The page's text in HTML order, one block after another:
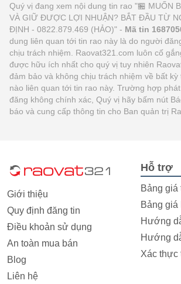
Quý vị đang xem nội dung tin rao "🏪 MUỐN
VÀ GIỮ ĐƯỢC LỢI NHUẬN? BẮT ĐẦU TỪ
ĐỊNH - 0822.879.469 (HẢO)" - Mã tin
dung liên quan tới tin rao này là do người
chịu trách nhiệm. Raovat321.com luôn cố
được hữu ích nhất cho quý vị tuy nhiên
đảm bảo và không chịu trách nhiệm về bất kỳ
nào liên quan tới tin rao này. Trường hợp
đăng không chính xác, Quý vị hãy bấm nút
báo và cung cấp thông tin cho Ban quản trị
Giới thiệu
Quy định đăng tin
Điều khoản sử dụng
An toàn mua bán
Blog
Liên hệ
Hỗ trợ
Bảng giá
Bảng giá
Hướng
Hướng
Xác thực